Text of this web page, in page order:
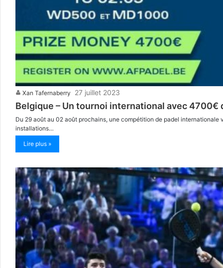
Xan Tafernaberry 27 juillet 2023
Belgique – Un tournoi international avec 4700€
Du 29 août au 02 août prochains, une compétition de padel internationale
installations…
Lire plus »